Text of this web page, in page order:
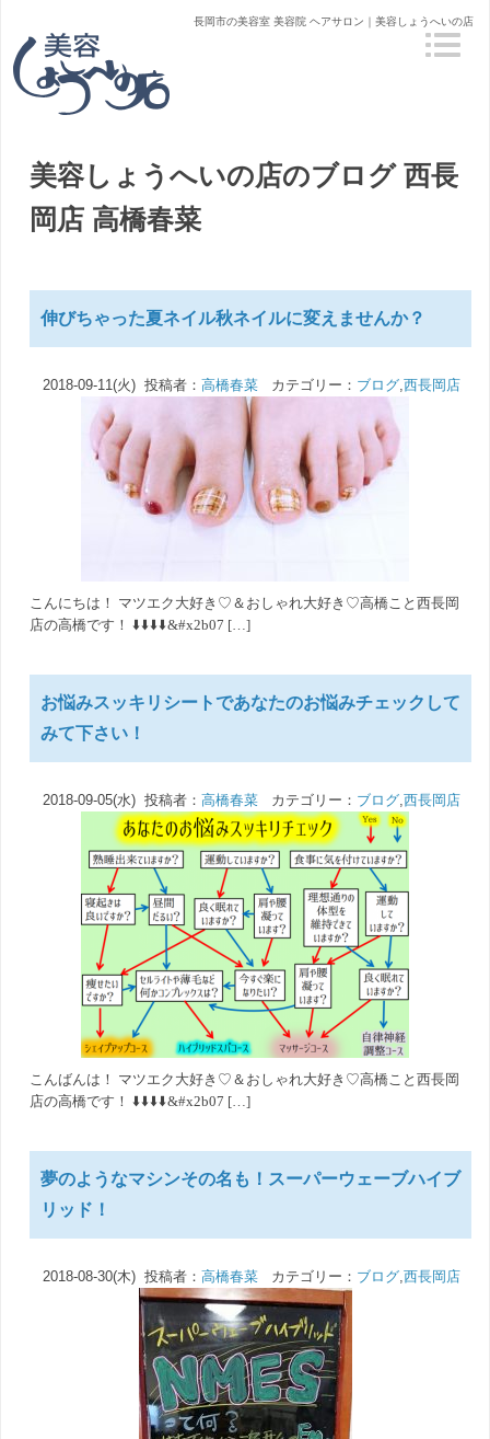
長岡市の美容室 美容院 ヘアサロン｜美容しょうへいの店
美容しょうへいの店のブログ西長
岡店 高橋春菜
伸びちゃった夏ネイル秋ネイルに変えませんか？
2018-09-11(火) 投稿者： 高橋春菜カテゴリー： ブログ,西長岡店
こんにちは！ マツエク大好き♡＆おしゃれ大好き♡高橋こと西長岡
店の高橋です！ ⬇️⬇️⬇️⬇️&#x2b07 […]
お悩みスッキリシートであなたのお悩みチェックして
みて下さい！
2018-09-05(水) 投稿者： 高橋春菜カテゴリー： ブログ,西長岡店
こんばんは！ マツエク大好き♡＆おしゃれ大好き♡高橋こと西長岡
店の高橋です！ ⬇️⬇️⬇️⬇️&#x2b07 […]
夢のようなマシンその名も！スーパーウェーブハイブ
リッド！
2018-08-30(木) 投稿者： 高橋春菜カテゴリー： ブログ,西長岡店